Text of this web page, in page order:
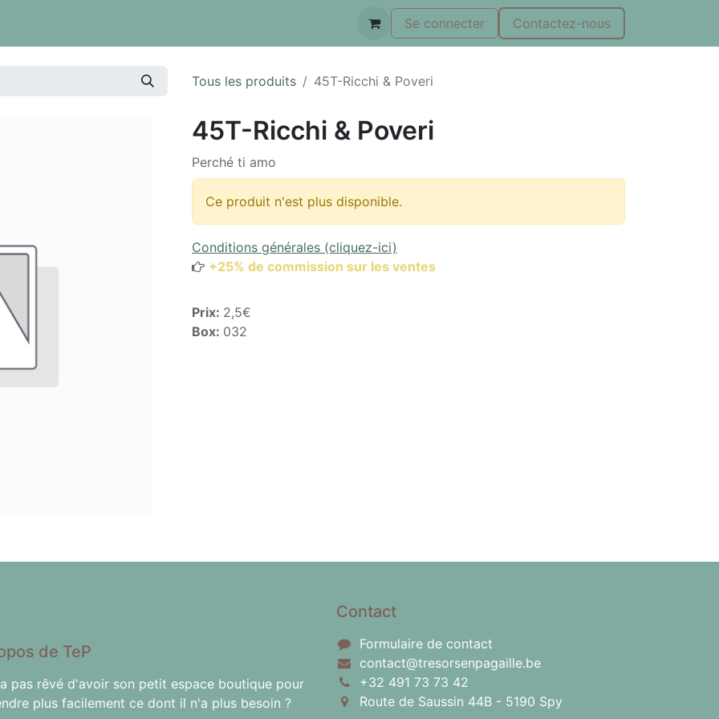
Se connecter Contactez-nous
Tous les produits 45T-Ricchi & Poveri
45T-Ricchi & Poveri
Perché ti amo
Ce produit n'est plus disponible.
Conditions générales (cliquez-ici)
+25% de commission sur les ventes
Prix: 2,5€
Box: 032
de TeP
pas rêvé d'avoir son petit espace boutique pour
plus facilement ce dont il n'a plus besoin ?
Contact
Formulaire de contact
contact@tresorsenpagaille.be
+32 491 73 73 42
Route de Saussin 44B - 5190 Spy